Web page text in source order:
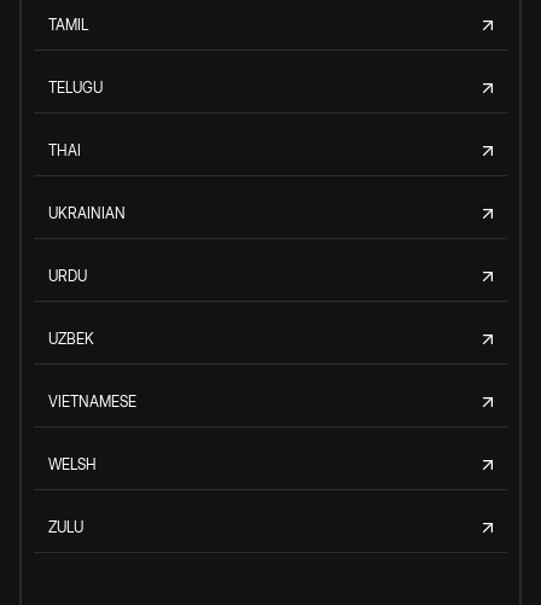
TAMIL
TELUGU
THAI
UKRAINIAN
URDU
UZBEK
VIETNAMESE
WELSH
ZULU